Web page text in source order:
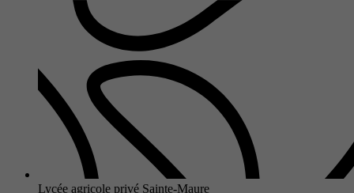
Lycée agricole privé Sainte-Maure